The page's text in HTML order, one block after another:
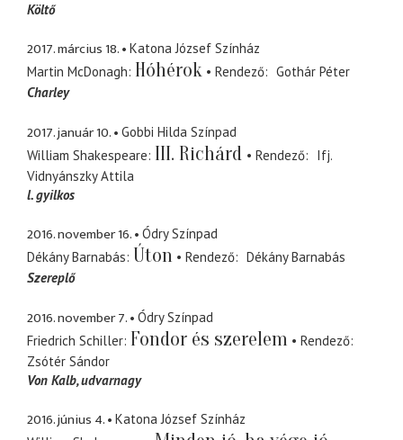
Költő
2017. március 18.
Katona József Színház
Martin McDonagh Hóhérok Rendező
Gothár Péter
Charley
2017. január 10.
Gobbi Hilda Színpad
William Shakespeare III. Richárd Rendező
Ifj.
Vidnyánszky Attila
l. gyilkos
2016. november 16.
Ódry Színpad
Dékány Barnabás Úton Rendező
Dékány Barnabás
Szereplő
2016. november 7.
Ódry Színpad
Friedrich Schiller Fondor és szerelem
Rendező
Zsótér Sándor
Von Kalb udvarnagy
2016. június 4.
Katona József Színház